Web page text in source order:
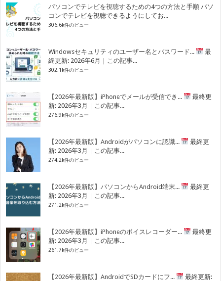
パソコンでテレビを視聴するための4つの方法と手順 パソ
コンでテレビを視聴できるようにしてお...
306.6k件のビュー
Windowsセキュリティのユーザー名とパスワード...
最
終更新: 2026年6月｜この記事...
302.1k件のビュー
【2026年最新版】iPhoneでメールが受信でき...
最終更
新: 2026年3月｜この記事...
276.9k件のビュー
【2026年最新版】Androidがパソコンに認識...
最終更
新: 2026年3月｜この記事...
274.2k件のビュー
【2026年最新版】パソコンからAndroid端末...
最終更
新: 2026年3月｜この記事...
271.2k件のビュー
【2026年最新版】iPhoneのボイスレコーダー...
最終更
新: 2026年3月｜この記事...
261.7k件のビュー
【2026年最新版】AndroidでSDカードにフ...
最終更新: